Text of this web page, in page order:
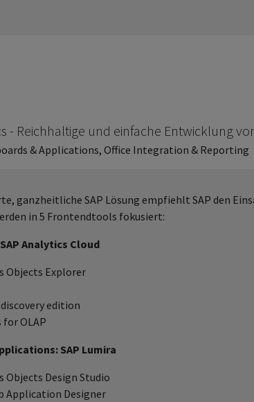
- Reichhaltige und einfache Entwicklung
& Applications, Office Integration & Reporting
ganzheitliche SAP Lösung empfiehlt SAP den
in 5 Frontendtools fokusiert:
Analytics Cloud
Objects Explorer
edition
for OLAP
SAP Lumira
Objects Design Studio
Application Designer